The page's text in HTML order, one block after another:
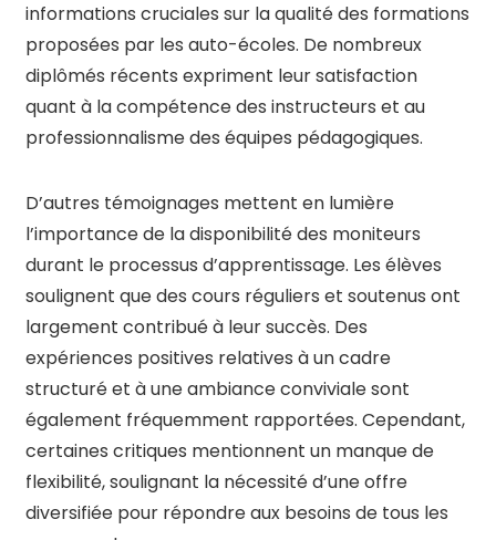
informations cruciales sur la qualité des formations
proposées par les auto-écoles. De nombreux
diplômés récents expriment leur satisfaction
quant à la compétence des instructeurs et au
professionnalisme des équipes pédagogiques.
D’autres témoignages mettent en lumière
l’importance de la disponibilité des moniteurs
durant le processus d’apprentissage. Les élèves
soulignent que des cours réguliers et soutenus ont
largement contribué à leur succès. Des
expériences positives relatives à un cadre
structuré et à une ambiance conviviale sont
également fréquemment rapportées. Cependant,
certaines critiques mentionnent un manque de
flexibilité, soulignant la nécessité d’une offre
diversifiée pour répondre aux besoins de tous les